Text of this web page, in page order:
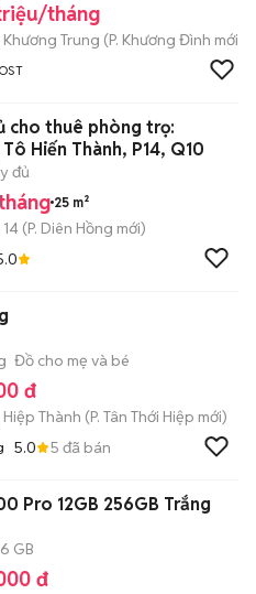
tháng
Trung (P. Khương Đình mới)
cho thuê phòng trọ:
Hiến Thành, P14, Q10
đủ
25 m²
(P. Diên Hồng mới)
Đồ cho mẹ và bé
đ
Thành (P. Tân Thới Hiệp mới)
5.0 5 đã bán
Pro 12GB 256GB Trắng
GB
đ